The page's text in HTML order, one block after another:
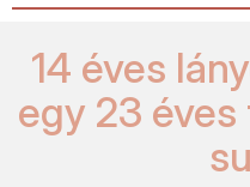
14 éves
egy 23